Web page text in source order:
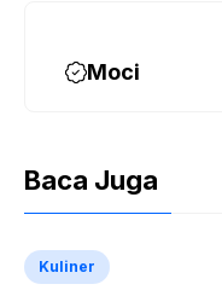
Moci
Baca Juga
Kuliner